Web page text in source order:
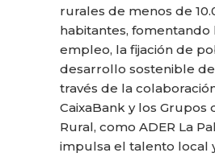
rurales de menos de
habitantes, fomentando
empleo, la fijación de
desarrollo sostenible
través de la
CaixaBank y los Grupos
Rural, como ADER La
impulsa el talento local